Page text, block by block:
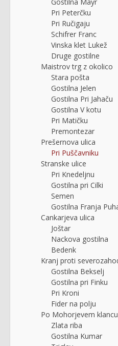
Pri Peterčku
Pri Ručigaju
Schifrer Franc
Vinska klet Lukež
Druge gostilne
Maistrov trg z okolico
Stara pošta
Gostilna Jelen
Gostilna Pri Jahaču
Gostilna V kotu
Pri Matičku
Premontezar
Prešernova ulica
Pri Puščavniku
Stranske ulice
Pri Knedeljnu
Gostilna pri Cilki
Semen
Gostilna Franja
Cankarjeva ulica
Joštar
Nackova gostilna
Bedenk
Kranj proti
Gostilna Bekselj
Gostilna pri Finku
Pri Kroni
Fider na polju
Po Mohorjevem
Zlata riba
Gostilna Kumar